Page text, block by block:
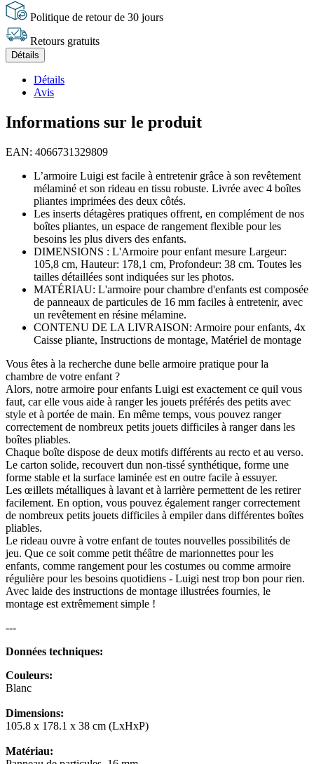
Politique de retour de 30 jours
Retours gratuits
Détails
Détails
Avis
Informations sur le produit
EAN: 4066731329809
L’armoire Luigi est facile à entretenir grâce à son revêtement
mélaminé et son rideau en tissu robuste. Livrée avec 4 boîtes
pliantes imprimées des deux côtés.
Les inserts détagères pratiques offrent, en complément de nos
boîtes pliantes, un espace de rangement flexible pour les
besoins les plus divers des enfants.
DIMENSIONS : L'Armoire pour enfant mesure Largeur:
105,8 cm, Hauteur: 178,1 cm, Profondeur: 38 cm. Toutes les
tailles détaillées sont indiquées sur les photos.
MATÉRIAU: L'armoire pour chambre d'enfants est composée
de panneaux de particules de 16 mm faciles à entretenir, avec
un revêtement en résine mélamine.
CONTENU DE LA LIVRAISON: Armoire pour enfants, 4x
Caisse pliante, Instructions de montage, Matériel de montage
Vous êtes à la recherche dune belle armoire pratique pour la
chambre de votre enfant ?
Alors, notre armoire pour enfants Luigi est exactement ce quil vous
faut, car elle vous aide à ranger les jouets préférés des petits avec
style et à portée de main. En même temps, vous pouvez ranger
correctement de nombreux petits jouets difficiles à ranger dans les
boîtes pliables.
Chaque boîte dispose de deux motifs différents au recto et au verso.
Le carton solide, recouvert dun non-tissé synthétique, forme une
forme stable et la surface laminée est en outre facile à essuyer.
Les œillets métalliques à lavant et à larrière permettent de les retirer
facilement. En option, vous pouvez également ranger correctement
de nombreux petits jouets difficiles à empiler dans différentes boîtes
pliables.
Le rideau ouvre à votre enfant de toutes nouvelles possibilités de
jeu. Que ce soit comme petit théâtre de marionnettes pour les
enfants, comme rangement pour les costumes ou comme armoire
régulière pour les besoins quotidiens - Luigi nest trop bon pour rien.
Avec laide des instructions de montage illustrées fournies, le
montage est extrêmement simple !
---
Données techniques:
Couleurs:
Blanc
Dimensions:
105.8 x 178.1 x 38 cm (LxHxP)
Matériau: